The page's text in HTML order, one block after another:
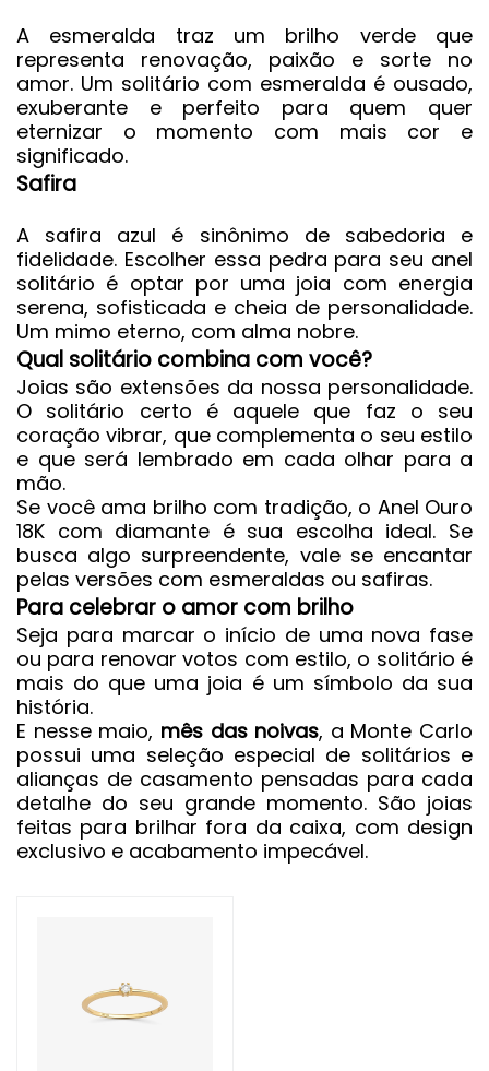
A esmeralda traz um brilho verde que
representa renovação, paixão e sorte no
amor. Um solitário com esmeralda é ousado,
exuberante e perfeito para quem quer
eternizar o momento com mais cor e
significado.
Safira
A safira azul é sinônimo de sabedoria e
fidelidade. Escolher essa pedra para seu anel
solitário é optar por uma joia com energia
serena, sofisticada e cheia de personalidade.
Um mimo eterno, com alma nobre.
Qual solitário combina com você?
Joias são extensões da nossa personalidade.
O solitário certo é aquele que faz o seu
coração vibrar, que complementa o seu estilo
e que será lembrado em cada olhar para a
mão.
Se você ama brilho com tradição, o Anel Ouro
18K com diamante é sua escolha ideal. Se
busca algo surpreendente, vale se encantar
pelas versões com esmeraldas ou safiras.
Para celebrar o amor com brilho
Seja para marcar o início de uma nova fase
ou para renovar votos com estilo, o solitário é
mais do que uma joia é um símbolo da sua
história.
E nesse maio, mês das noivas, a Monte Carlo
possui uma seleção especial de solitários e
alianças de casamento pensadas para cada
detalhe do seu grande momento. São joias
feitas para brilhar fora da caixa, com design
exclusivo e acabamento impecável.